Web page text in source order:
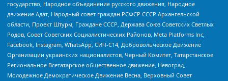
государство, Народное объединение русского движения, Народное
движение Адат, Народный совет граждан РСФСР СССР Архангельской
области, Проект Штурм, Граждане СССР, Держава Союз Советских Светлых
Родов, Совет Советских Социалистических Районов, Meta Platforms Inc,
Facebook, Instagram, WhatsApp, СИЧ-С14, Добровольческое Движение
Организации украинских националистов, Черный Комитет, Татарстанское
Региональное Всетатарское общественное движение, Невоград,
Молодежное Демократическое Движение Весна, Верховный Совет